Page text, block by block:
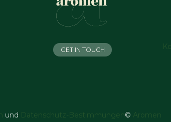
GET IN TOUCH
und Datenschutz-Bestimmungen © Aromen